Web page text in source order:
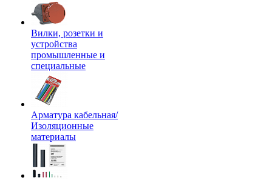
Вилки, розетки и
устройства
промышленные и
специальные
Арматура кабельная/
Изоляционные
материалы